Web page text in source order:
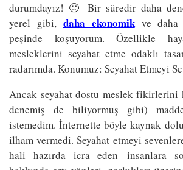
durumdayız! 🙂 Bir süredir daha
yerel gibi, daha ekonomikve daha
peşinde koşuyorum. Özellikle
mesleklerini seyahat etme odaklı
radarımda. Konumuz: Seyahat Etmeyi
Ancak seyahat dostu meslek
denemiş de biliyormuş gibi)
istemedim. İnternette böyle kaynak
ilham vermedi. Seyahat etmeyi
hali hazırda icra eden insanlara